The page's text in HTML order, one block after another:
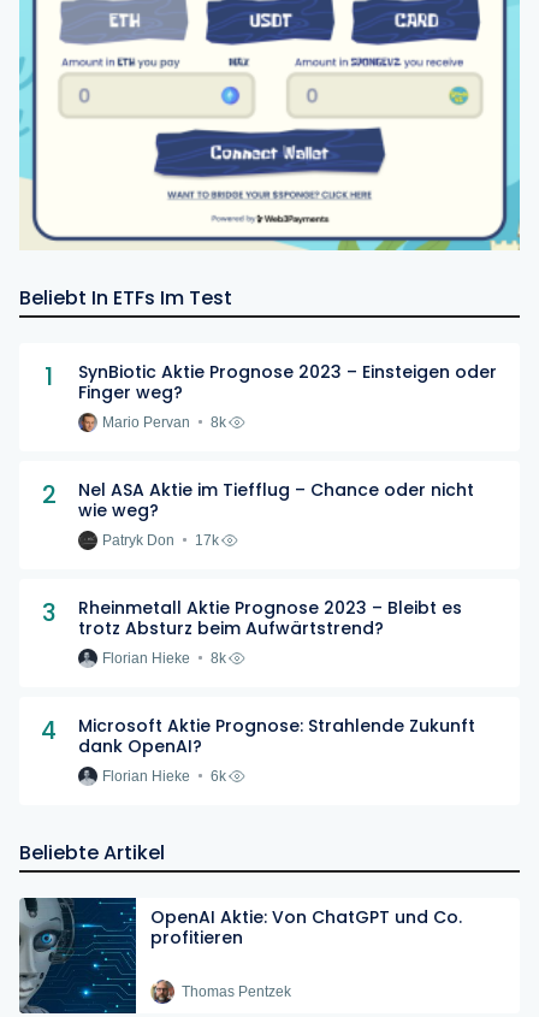
Beliebt In ETFs Im Test
1
SynBiotic Aktie Prognose 2023 – Einsteigen oder
Finger weg?
Mario Pervan 8k
2
Nel ASA Aktie im Tiefflug – Chance oder nicht
wie weg?
Patryk Don 17k
3
Rheinmetall Aktie Prognose 2023 – Bleibt es
trotz Absturz beim Aufwärtstrend?
Florian Hieke 8k
4
Microsoft Aktie Prognose: Strahlende Zukunft
dank OpenAI?
Florian Hieke 6k
Beliebte Artikel
OpenAI Aktie: Von ChatGPT und Co.
profitieren
Thomas Pentzek